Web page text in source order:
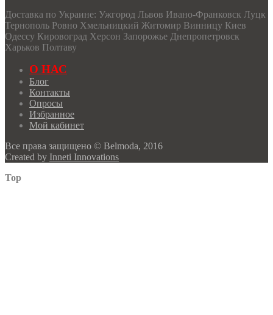
Доставка по Украине: Ужгород Львов Ивано-Франковск Луцк
Тернополь Ровно Хмельницкий Житомир Винницу Киев
Одессу Кировоград Херсон Запорожье Днепропетровск
Харьков Полтаву
О НАС
Блог
Контакты
Опросы
Избранное
Мой кабинет
Все права защищено © Belmoda, 2016
Created by Inneti Innovations
Top